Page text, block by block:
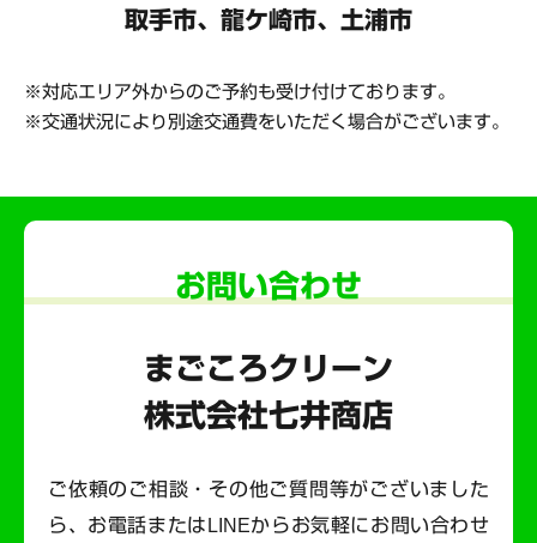
取手市、龍ケ崎市、土浦市
対応エリア外からのご予約も受け付けております。
交通状況により別途交通費をいただく場合がございます。
お問い合わせ
まごころクリーン
株式会社七井商店
ご依頼のご相談・その他ご質問等がございました
ら、お電話またはLINEからお気軽にお問い合わせ